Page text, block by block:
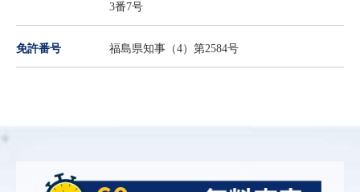
3番7号
免許番号 福島県知事（4）第2584号